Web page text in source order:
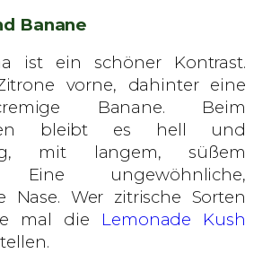
Banane
ist ein schöner Kontrast.
vorne, dahinter eine
Banane. Beim
bleibt es hell und
mit langem, süßem
Eine ungewöhnliche,
Nase. Wer zitrische Sorten
mal die Lemonade Kush